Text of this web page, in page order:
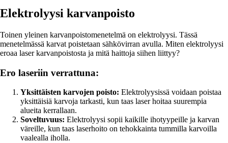
Elektrolyysi karvanpoisto
Toinen yleinen karvanpoistomenetelmä on elektrolyysi. Tässä
menetelmässä karvat poistetaan sähkövirran avulla. Miten elektrolyysi
eroaa laser karvanpoistosta ja mitä haittoja siihen liittyy?
Ero laseriin verrattuna:
Yksittäisten karvojen poisto: Elektrolyysissä voidaan poistaa
yksittäisiä karvoja tarkasti, kun taas laser hoitaa suurempia
alueita kerrallaan.
Soveltuvuus: Elektrolyysi sopii kaikille ihotyypeille ja karvan
väreille, kun taas laserhoito on tehokkainta tummilla karvoilla
vaalealla iholla.